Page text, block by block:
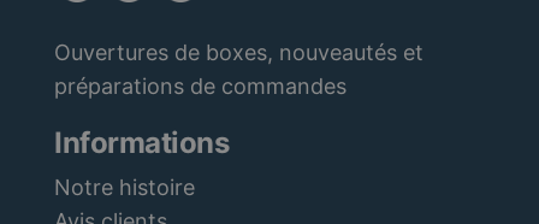
Ouvertures de boxes, nouveautés et
préparations de commandes
Informations
Notre histoire